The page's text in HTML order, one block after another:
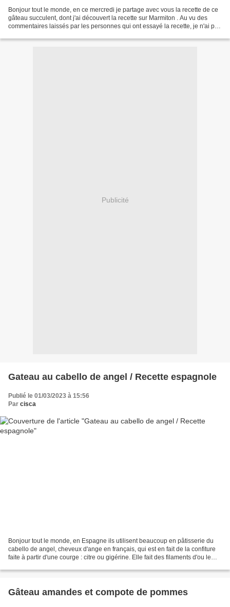
Bonjour tout le monde, en ce mercredi je partage avec vous la recette de ce
gâteau succulent, dont j'ai découvert la recette sur Marmiton . Au vu des
commentaires laissés par les personnes qui ont essayé la recette, je n'ai pas
Publicité
Gateau au cabello de angel / Recette espagnole
Publié le 01/03/2023 à 15:56
Par cisca
Bonjour tout le monde, en Espagne ils utilisent beaucoup en pâtisserie du
cabello de angel, cheveux d'ange en français, qui est en fait de la confiture
faite à partir d'une courge : citre ou gigérine. Elle fait des filaments d'ou le
Gâteau amandes et compote de pommes